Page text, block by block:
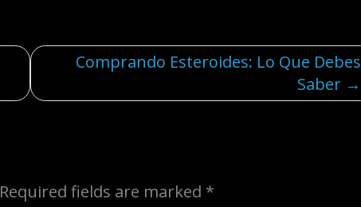
Comprando Esteroides: Lo Que Debes
Saber
Required fields are marked *